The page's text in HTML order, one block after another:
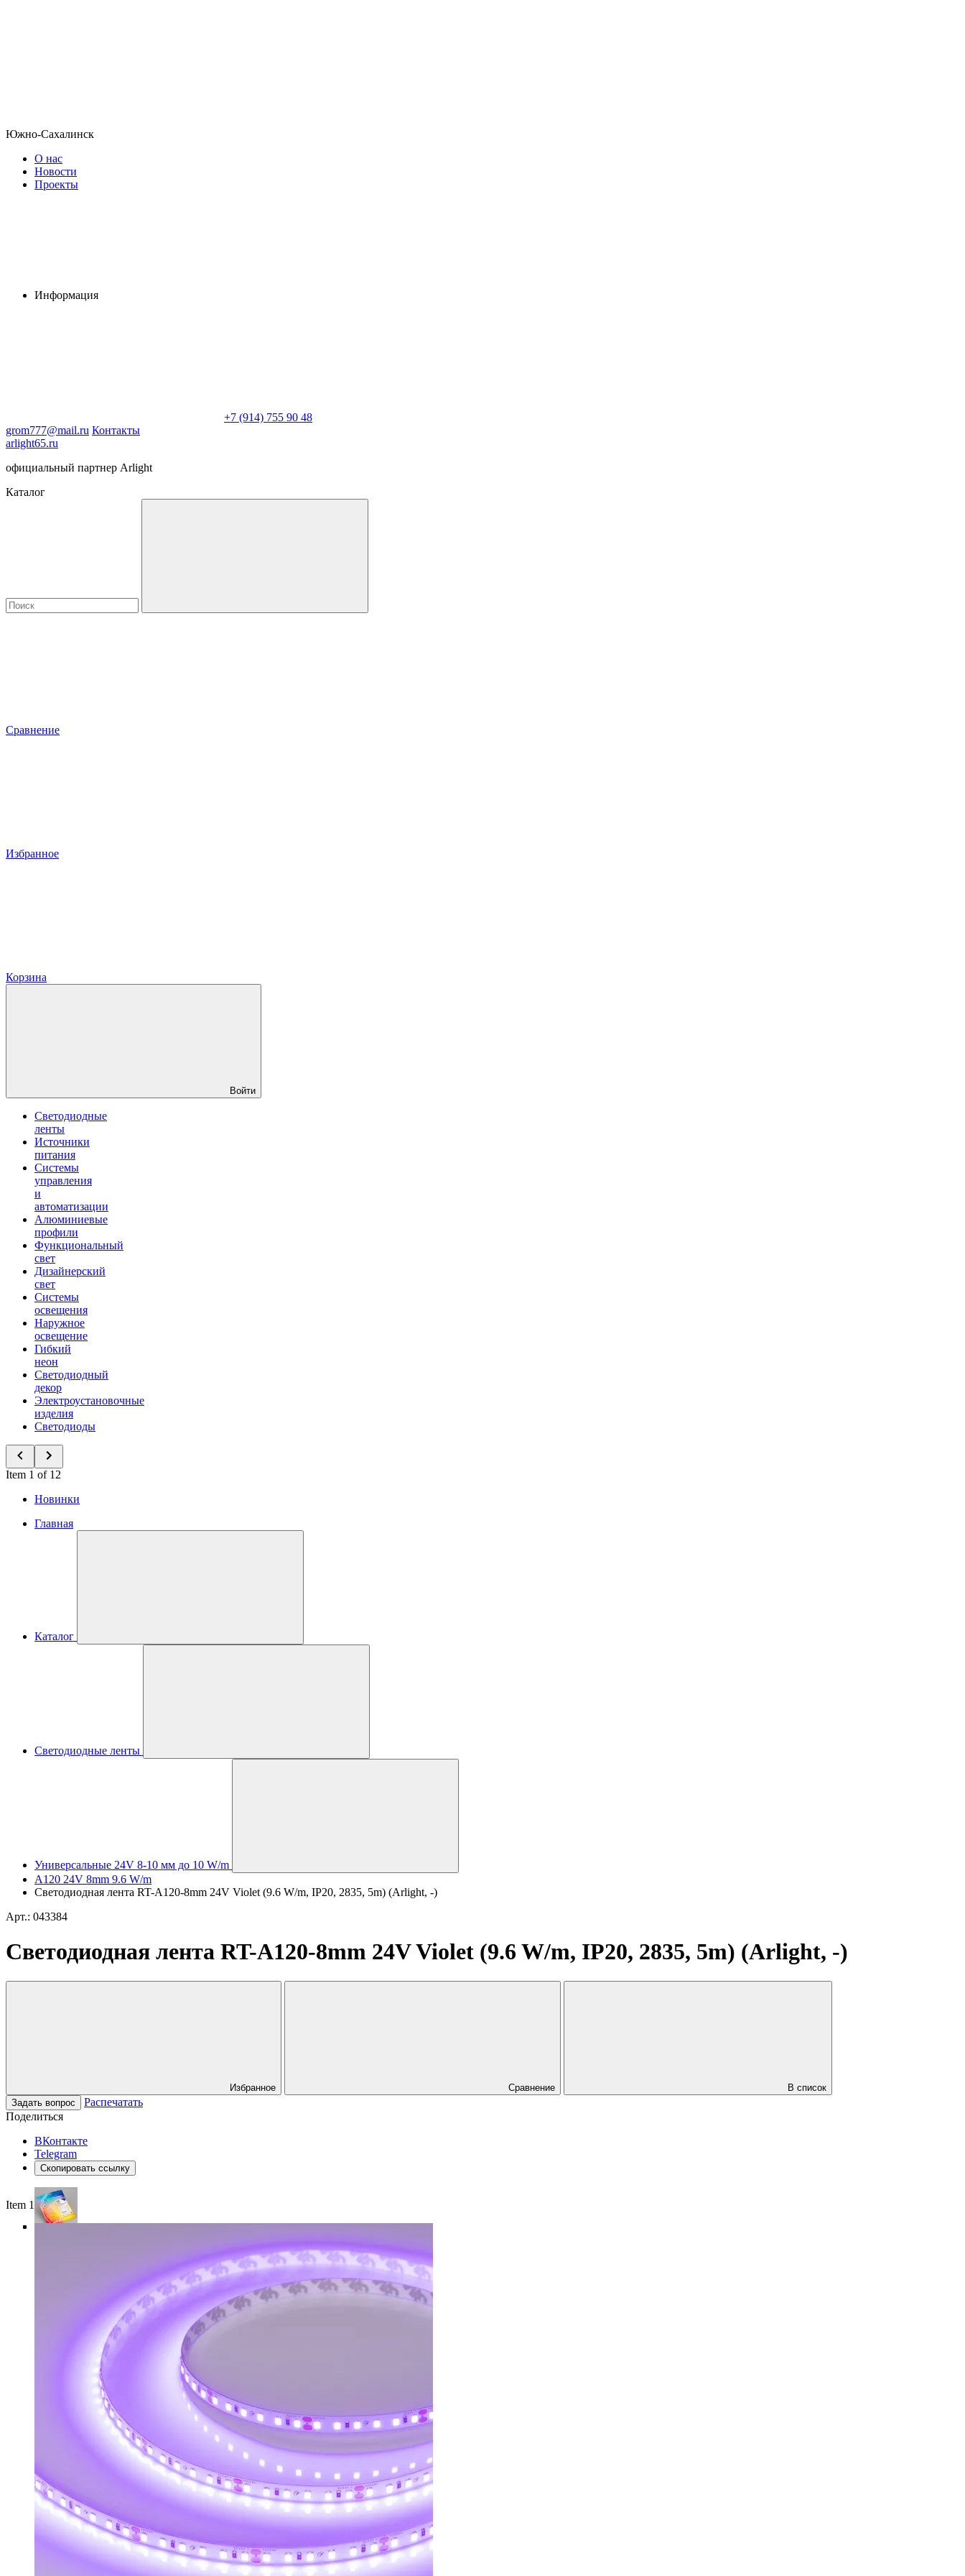
Южно-Сахалинск
О нас
Новости
Проекты
Информация
+7 (914) 755 90 48
grom777@mail.ru Контакты
arlight65.ru
официальный партнер Arlight
Каталог
Сравнение
Избранное
Корзина
Войти
Светодиодные
ленты
Источники
питания
Системы
управления
и
автоматизации
Алюминиевые
профили
Функциональный
свет
Дизайнерский
свет
Системы
освещения
Наружное
освещение
Гибкий
неон
Светодиодный
декор
Электроустановочные
изделия
Светодиоды
Item 1 of 12
Новинки
Главная
Каталог
Светодиодные ленты
Универсальные 24V 8-10 мм до 10 W/m
A120 24V 8mm 9.6 W/m
Светодиодная лента RT-A120-8mm 24V Violet (9.6 W/m, IP20, 2835, 5m) (Arlight, -)
Арт.: 043384
Светодиодная лента RT-A120-8mm 24V Violet (9.6 W/m, IP20, 2835, 5m) (Arlight, -)
Избранное Сравнение
В список
Задать вопрос
Распечатать
Поделиться
ВКонтакте
Telegram
Скопировать ссылку
Item 1 of 5